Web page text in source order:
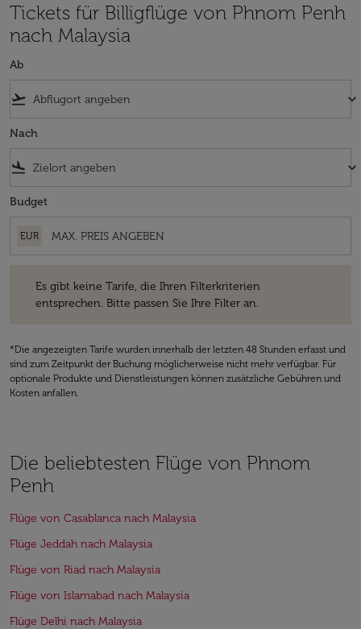
Tickets für Billigflüge von Phnom Penh
nach Malaysia
Ab
flight_takeoff keyboard_arrow_down
Nach
flight_land keyboard_arrow_down
Budget
EUR
Es gibt keine Tarife, die Ihren Filterkriterien
entsprechen. Bitte passen Sie Ihre Filter an.
*Die angezeigten Tarife wurden innerhalb der letzten 48 Stunden erfasst und
sind zum Zeitpunkt der Buchung möglicherweise nicht mehr verfügbar. Für
optionale Produkte und Dienstleistungen können zusätzliche Gebühren und
Kosten anfallen.
Die beliebtesten Flüge von Phnom
Penh
Flüge von Casablanca nach Malaysia
Flüge Jeddah nach Malaysia
Flüge von Riad nach Malaysia
Flüge von Islamabad nach Malaysia
Flüge Delhi nach Malaysia